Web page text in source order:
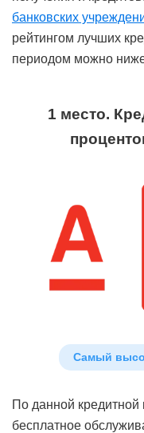
банковских
рейтингом лучших
периодом можно
1 место.
Самый
По данной кредитной
бесплатное